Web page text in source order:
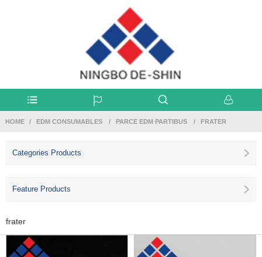
HOME EDM CONSUMABLES PARCE EDM PARTIBUS FRATER
Categories Products
Feature Products
frater